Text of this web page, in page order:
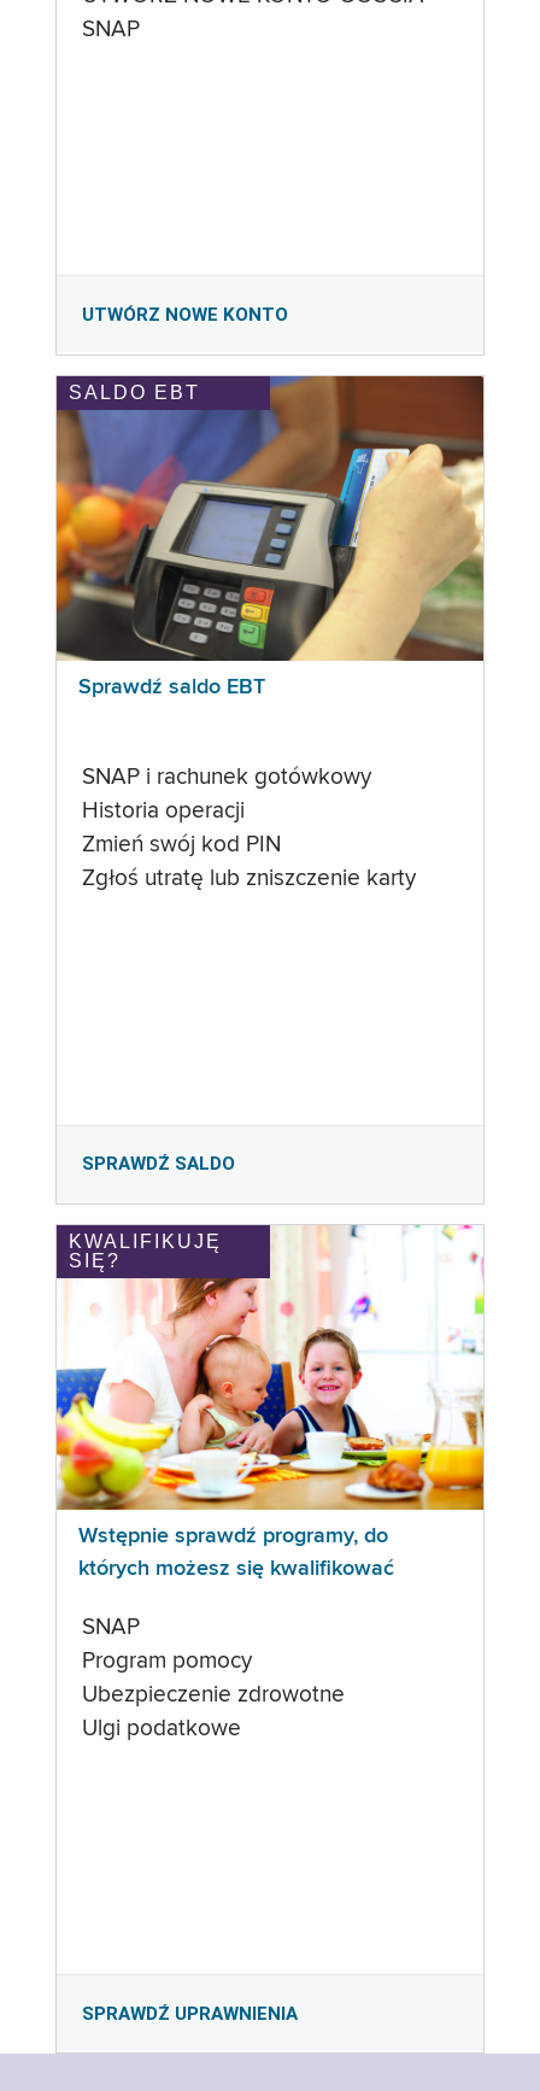
SNAP
UTWÓRZ NOWE KONTO
SALDO EBT
Sprawdź saldo EBT
SNAP i rachunek gotówkowy
Historia operacji
Zmień swój kod PIN
Zgłoś utratę lub zniszczenie karty
SPRAWDŹ SALDO
KWALIFIKUJĘ
SIĘ?
Wstępnie sprawdź programy, do
których możesz się kwalifikować
SNAP
Program pomocy
Ubezpieczenie zdrowotne
Ulgi podatkowe
SPRAWDŹ UPRAWNIENIA